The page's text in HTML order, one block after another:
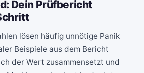
Dein Prüfbericht
lösen häufig unnötige Panik
Beispiele aus dem Bericht
der Wert zusammensetzt und